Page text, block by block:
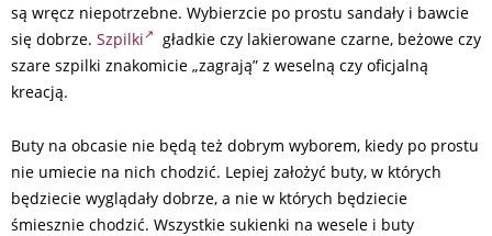
są wręcz niepotrzebne. Wybierzcie po prostu sandały i bawcie
się dobrze. Szpilki
gładkie czy lakierowane czarne, beżowe czy
szare szpilki znakomicie „zagrają” z weselną czy oficjalną
kreacją.
Buty na obcasie nie będą też dobrym wyborem, kiedy po prostu
nie umiecie na nich chodzić. Lepiej założyć buty, w których
będziecie wyglądały dobrze, a nie w których będziecie
śmiesznie chodzić. Wszystkie sukienki na wesele i buty